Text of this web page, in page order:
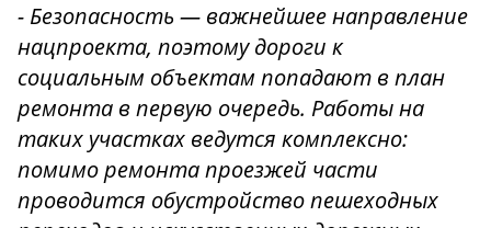
- Безопасность — важнейшее направление
нацпроекта, поэтому дороги к
социальным объектам попадают в план
ремонта в первую очередь. Работы на
таких участках ведутся комплексно:
помимо ремонта проезжей части
проводится обустройство пешеходных